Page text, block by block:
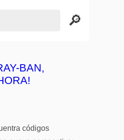
BAN,
códigos